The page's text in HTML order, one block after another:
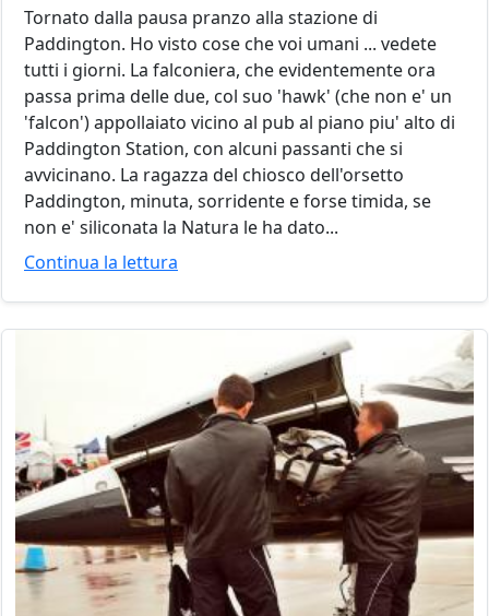
Tornato dalla pausa pranzo alla stazione di
Paddington. Ho visto cose che voi umani ... vedete
tutti i giorni. La falconiera, che evidentemente ora
passa prima delle due, col suo 'hawk' (che non e' un
'falcon') appollaiato vicino al pub al piano piu' alto di
Paddington Station, con alcuni passanti che si
avvicinano. La ragazza del chiosco dell'orsetto
Paddington, minuta, sorridente e forse timida, se
non e' siliconata la Natura le ha dato...
Continua la lettura